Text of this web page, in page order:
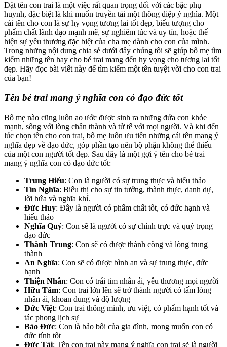
Đặt tên con trai là một việc rất quan trọng đối với các bậc phụ
huynh, đặc biệt là khi muốn truyền tải một thông điệp ý nghĩa. Một
cái tên cho con là sự hy vọng tương lai tốt đẹp, biểu tượng cho
phẩm chất lãnh đạo mạnh mẽ, sự nghiêm túc và uy tín, hoặc thể
hiện sự yêu thương đặc biệt của cha mẹ dành cho con của mình.
Trong những nội dung chia sẻ dưới đây chúng tôi sẽ giúp bố mẹ tìm
kiếm những tên hay cho bé trai mang đến hy vọng cho tương lai tốt
đẹp. Hãy đọc bài viết này để tìm kiếm một tên tuyệt vời cho con trai
của bạn!
Tên bé trai mang ý nghĩa con có đạo đức tốt
Bố mẹ nào cũng luôn ao ước được sinh ra những đứa con khỏe
mạnh, sống với lòng chân thành và tử tế với mọi người. Và khi đến
lúc chọn tên cho con trai, bố mẹ luôn ưu tiên những cái tên mang ý
nghĩa đẹp về đạo đức, góp phần tạo nên bộ phận không thể thiếu
của một con người tốt đẹp. Sau đây là một gợi ý tên cho bé trai
mang ý nghĩa con có đạo đức tốt:
Trung Hiếu: Con là người có sự trung thực và hiếu thảo
Tín Nghĩa: Biểu thị cho sự tin tưởng, thành thực, danh dự,
lời hứa và nghĩa khí.
Đức Huy: Đây là người có phẩm chất tốt, có đức hạnh và
hiếu thảo
Nghĩa Quý: Con sẽ là người có sự chính trực và quý trọng
đạo đức
Thành Trung: Con sẽ có được thành công và lòng trung
thành
An Nghĩa: Con sẽ có được bình an và sự trung thực, đức
hạnh
Thiện Nhân: Con có trái tim nhân ái, yêu thương mọi người
Hữu Tâm: Con trai lớn lên sẽ trở thành người có tấm lòng
nhân ái, khoan dung và độ lượng
Đức Việt: Con trai thông minh, ưu việt, có phẩm hạnh tốt và
tác phong lịch sự
Bảo Đức: Con là bảo bối của gia đình, mong muốn con có
đức tính tốt
Đức Tài: Tên con trai này mang ý nghĩa con trai sẽ là người